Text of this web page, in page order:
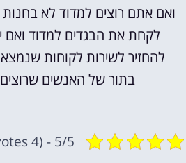
ואם אתם רוצים למדוד לא בחנות
לקחת את הבגדים למדוד ואם
להחזיר לשירות לקוחות
בתור של האנשים
5/5 - (4 votes)